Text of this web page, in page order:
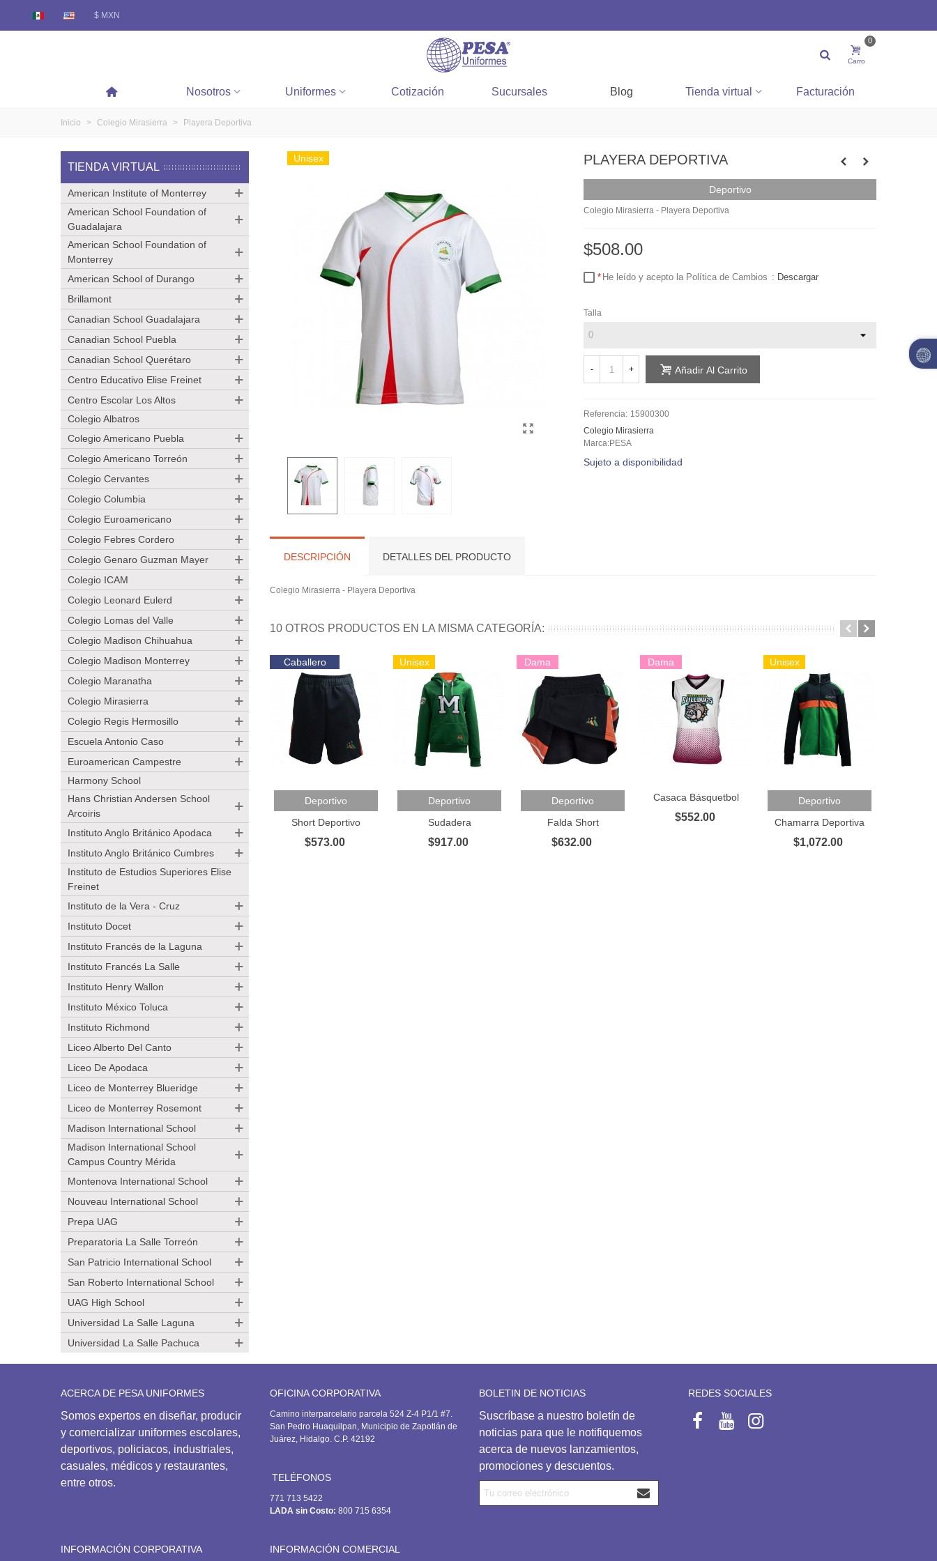
$ MXN
Carro
0
Nosotros Uniformes Cotización Sucursales Blog Tienda virtual Facturación
Inicio > Colegio Mirasierra > Playera Deportiva
TIENDA VIRTUAL
American Institute of Monterrey
American School Foundation of
Guadalajara
American School Foundation of
Monterrey
American School of Durango
Brillamont
Canadian School Guadalajara
Canadian School Puebla
Canadian School Querétaro
Centro Educativo Elise Freinet
Centro Escolar Los Altos
Colegio Albatros
Colegio Americano Puebla
Colegio Americano Torreón
Colegio Cervantes
Colegio Columbia
Colegio Euroamericano
Colegio Febres Cordero
Colegio Genaro Guzman Mayer
Colegio ICAM
Colegio Leonard Eulerd
Colegio Lomas del Valle
Colegio Madison Chihuahua
Colegio Madison Monterrey
Colegio Maranatha
Colegio Mirasierra
Colegio Regis Hermosillo
Escuela Antonio Caso
Euroamerican Campestre
Harmony School
Hans Christian Andersen School
Arcoiris
Instituto Anglo Británico Apodaca
Instituto Anglo Británico Cumbres
Instituto de Estudios Superiores Elise
Freinet
Instituto de la Vera - Cruz
Instituto Docet
Instituto Francés de la Laguna
Instituto Francés La Salle
Instituto Henry Wallon
Instituto México Toluca
Instituto Richmond
Liceo Alberto Del Canto
Liceo De Apodaca
Liceo de Monterrey Blueridge
Liceo de Monterrey Rosemont
Madison International School
Madison International School
Campus Country Mérida
Montenova International School
Nouveau International School
Prepa UAG
Preparatoria La Salle Torreón
San Patricio International School
San Roberto International School
UAG High School
Universidad La Salle Laguna
Universidad La Salle Pachuca
Unisex PLAYERA DEPORTIVA
Deportivo
Colegio Mirasierra - Playera Deportiva
$508.00
He leído y acepto la Política de Cambios : Descargar
Talla
- + Añadir Al Carrito
Referencia: 15900300
Colegio Mirasierra
Marca:PESA
Sujeto a disponibilidad
DESCRIPCIÓN DETALLES DEL PRODUCTO
Colegio Mirasierra - Playera Deportiva
10 OTROS PRODUCTOS EN LA MISMA CATEGORÍA:
Caballero
Añadir Al Carrito
Deportivo
Short Deportivo
$573.00
Unisex
Añadir Al Carrito
Deportivo
Sudadera
$917.00
Dama
Añadir Al Carrito
Deportivo
Falda Short
$632.00
Dama
Añadir Al Carrito
Casaca Básquetbol
$552.00
Unisex
Añadir Al Carrito
Deportivo
Chamarra Deportiva
$1,072.00
ACERCA DE PESA UNIFORMES
Somos expertos en diseñar, producir
y comercializar uniformes escolares,
deportivos, policiacos, industriales,
casuales, médicos y restaurantes,
entre otros.
OFICINA CORPORATIVA
Camino interparcelario parcela 524 Z-4 P1/1 #7.
San Pedro Huaquilpan, Municipio de Zapotlán de
Juárez, Hidalgo. C.P. 42192
TELÉFONOS
771 713 5422
LADA sin Costo: 800 715 6354
REDES SOCIALES
INFORMACIÓN CORPORATIVA INFORMACIÓN COMERCIAL
BOLETIN DE NOTICIAS
Suscríbase a nuestro boletín de
noticias para que le notifiquemos
acerca de nuevos lanzamientos,
promociones y descuentos.